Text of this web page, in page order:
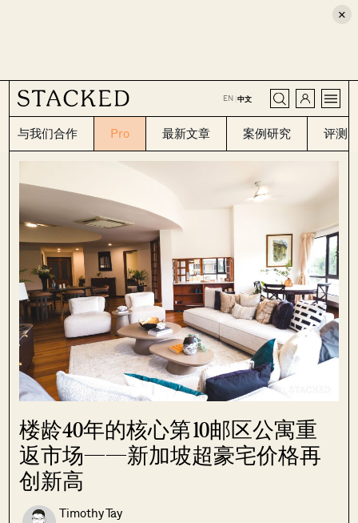
×
EN |中文
与我们合作 Pro 最新文章 案例研究 评测
CLOSE
楼龄40年的核心第10邮区公寓重
返市场——新加坡超豪宅价格再
创新高
Timothy Tay